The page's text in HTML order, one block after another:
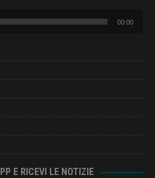
00:00
E RICEVI LE NOTIZIE